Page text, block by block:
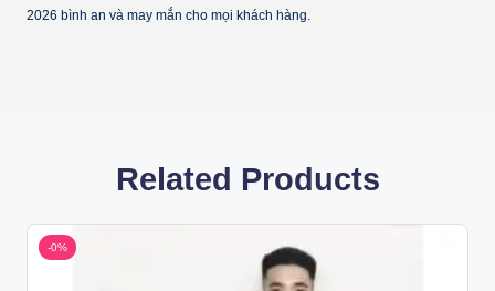
2026 bình an và may mắn cho mọi khách hàng.
Related Products
-0%